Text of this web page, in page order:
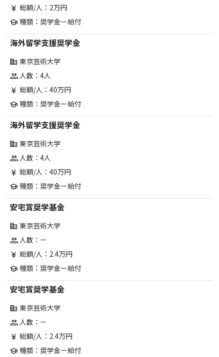
currency_yen 総額/人：2万円
school 種類：奨学金ー給付
海外留学支援奨学金
corporate_fare 東京芸術大学
group人数：4人
currency_yen 総額/人：40万円
school 種類：奨学金ー給付
海外留学支援奨学金
corporate_fare 東京芸術大学
group人数：4人
currency_yen 総額/人：40万円
school 種類：奨学金ー給付
安宅賞奨学基金
corporate_fare 東京芸術大学
group人数：ー
currency_yen 総額/人：2.4万円
school 種類：奨学金ー給付
安宅賞奨学基金
corporate_fare 東京芸術大学
group人数：ー
currency_yen 総額/人：2.4万円
school 種類：奨学金ー給付